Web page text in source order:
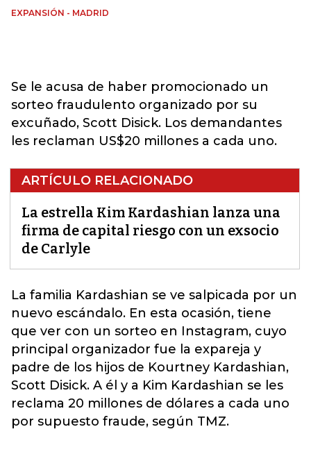
EXPANSIÓN - MADRID
Se le acusa de haber promocionado un
sorteo fraudulento organizado por su
excuñado, Scott Disick. Los demandantes
les reclaman US$20 millones a cada uno.
ARTÍCULO RELACIONADO
La estrella Kim Kardashian lanza una
firma de capital riesgo con un exsocio
de Carlyle
La familia Kardashian se ve salpicada por un
nuevo escándalo. En esta ocasión, tiene
que ver con un sorteo en Instagram, cuyo
principal organizador fue la expareja y
padre de los hijos de Kourtney Kardashian,
Scott Disick. A él y a Kim Kardashian se les
reclama 20 millones de dólares a cada uno
por supuesto fraude, según TMZ.